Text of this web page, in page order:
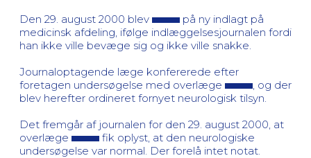
Den 29. august 2000 blev
på ny indlagt på
medicinsk afdeling, ifølge indlæggelsesjournalen fordi
han ikke ville bevæge sig og ikke ville snakke.
Journaloptagende læge konfererede efter
foretagen undersøgelse med overlæge
, og der
blev herefter ordineret fornyet neurologisk tilsyn.
Det fremgår af journalen for den 29. august 2000, at
overlæge
fik oplyst, at den neurologiske
undersøgelse var normal. Der forelå intet notat.